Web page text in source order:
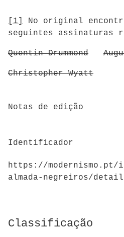
[1]
No original
seguintes assinaturas
Quentin Drummond
Christopher Wyatt
Notas de edição
Identificador
https://modernismo.pt/
almada-negreiros/
Classificação